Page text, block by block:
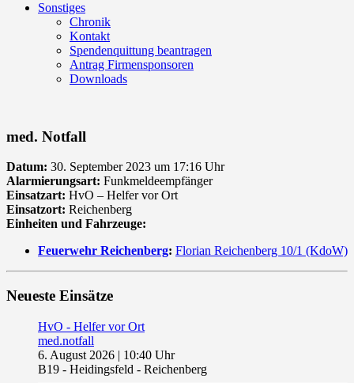
Sonstiges
Chronik
Kontakt
Spendenquittung beantragen
Antrag Firmensponsoren
Downloads
med. Notfall
Datum: 30. September 2023 um 17:16 Uhr
Alarmierungsart: Funkmeldeempfänger
Einsatzart: HvO – Helfer vor Ort
Einsatzort: Reichenberg
Einheiten und Fahrzeuge:
Feuerwehr Reichenberg: Florian Reichenberg 10/1 (KdoW)
Neueste Einsätze
HvO - Helfer vor Ort
med.notfall
6. August 2026 | 10:40 Uhr
B19 - Heidingsfeld - Reichenberg